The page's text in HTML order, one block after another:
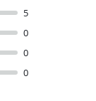
5
0
0
0